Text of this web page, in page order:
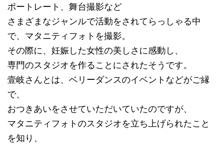
ポートレート、舞台撮影など
さまざまなジャンルで活動をされてらっしゃる中
で、マタニティフォトを撮影。
その際に、妊娠した女性の美しさに感動し、
専門のスタジオを作ることにされたそうです。
壹岐さんとは、ベリーダンスのイベントなどがご縁
で、
おつきあいをさせていただいていたのですが、
マタニティフォトのスタジオを立ち上げられたこと
を知り、